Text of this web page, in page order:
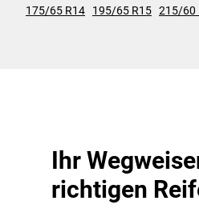
175/65 R14
195/65 R15 215/60
Ihr
richtigen